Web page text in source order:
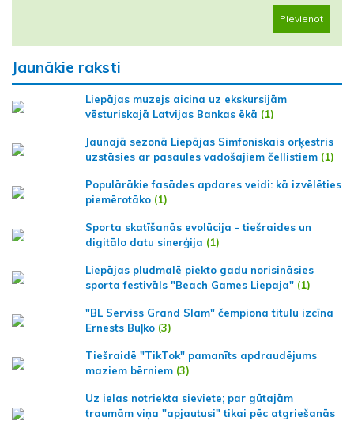
Pievienot
Jaunākie raksti
Liepājas muzejs aicina uz ekskursijām
vēsturiskajā Latvijas Bankas ēkā (1)
Jaunajā sezonā Liepājas Simfoniskais orķestris
uzstāsies ar pasaules vadošajiem čellistiem (1)
Populārākie fasādes apdares veidi: kā izvēlēties
piemērotāko (1)
Sporta skatīšanās evolūcija - tiešraides un
digitālo datu sinerģija (1)
Liepājas pludmalē piekto gadu norisināsies
sporta festivāls "Beach Games Liepaja" (1)
"BL Serviss Grand Slam" čempiona titulu izcīna
Ernests Buļko (3)
Tiešraidē "TikTok" pamanīts apdraudējums
maziem bērniem (3)
Uz ielas notriekta sieviete; par gūtajām
traumām viņa "apjautusi" tikai pēc atgriešanās